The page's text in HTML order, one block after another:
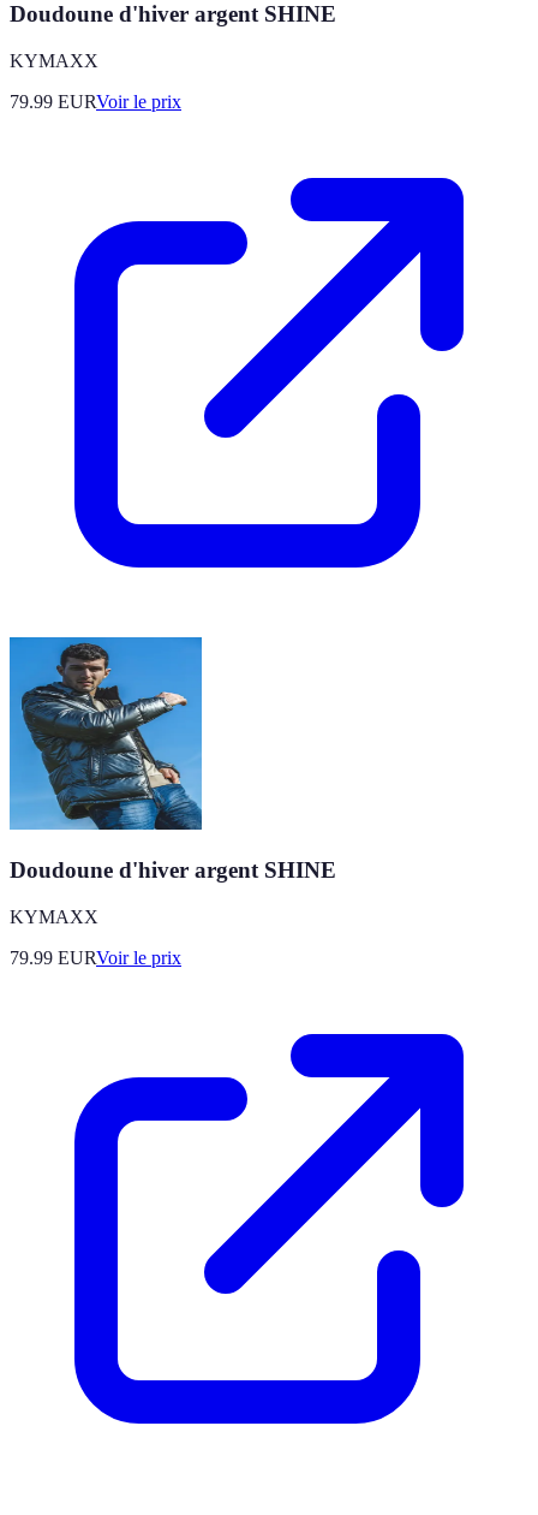
Doudoune d'hiver argent SHINE
KYMAXX
79.99 EURVoir le prix
Doudoune d'hiver argent SHINE
KYMAXX
79.99 EURVoir le prix